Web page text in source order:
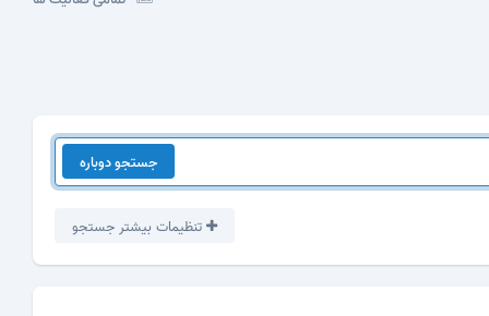
جستجو دوباره
تنظیمات بیشتر جستجو